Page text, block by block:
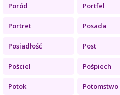
Poród Portfel
Portret Posada
Posiadłość Post
Pościel Pośpiech
Potok Potomstwo